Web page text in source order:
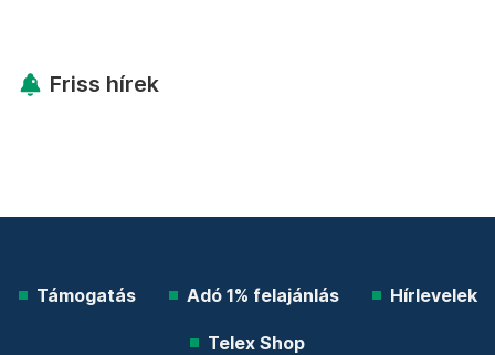
Friss hírek
Támogatás Adó 1% felajánlás Hírlevelek
Telex Shop